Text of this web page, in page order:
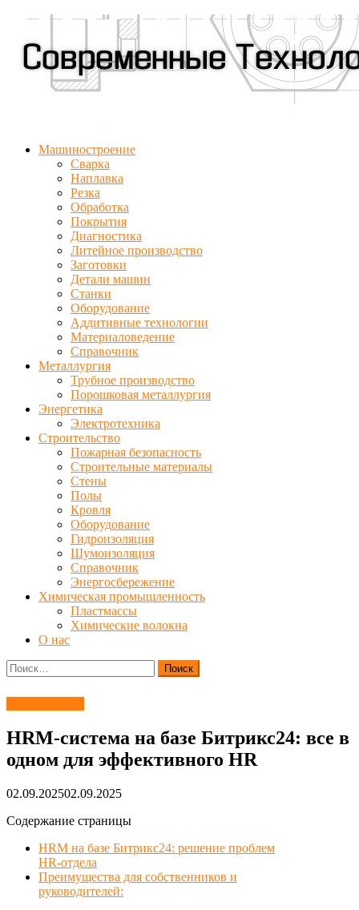
Машиностроение
Сварка
Наплавка
Резка
Обработка
Покрытия
Диагностика
Литейное производство
Заготовки
Детали машин
Станки
Оборудование
Аддитивные технологии
Материаловедение
Справочник
Металлургия
Трубное производство
Порошковая металлургия
Энергетика
Электротехника
Строительство
Пожарная безопасность
Строительные материалы
Стены
Полы
Кровля
Оборудование
Гидроизоляция
Шумоизоляция
Справочник
Энергосбережение
Химическая промышленность
Пластмассы
Химические волокна
О нас
Найти:
HRM-система на базе Битрикс24: все в
одном для эффективного HR
02.09.202502.09.2025
Содержание страницы
HRM на базе Битрикс24: решение проблем
HR-отдела
Преимущества для собственников и
руководителей: